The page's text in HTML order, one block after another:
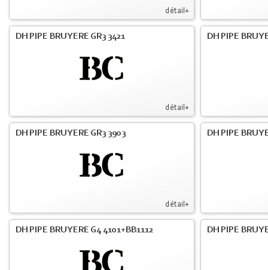
détail+
détail+
DH PIPE BRUYERE GR3 3421 DH PIPE
détail+
DH PIPE BRUYERE GR3 3903 DH PIPE
DH PIPE BRUYERE G4 4101+BB1112 DH PIPE